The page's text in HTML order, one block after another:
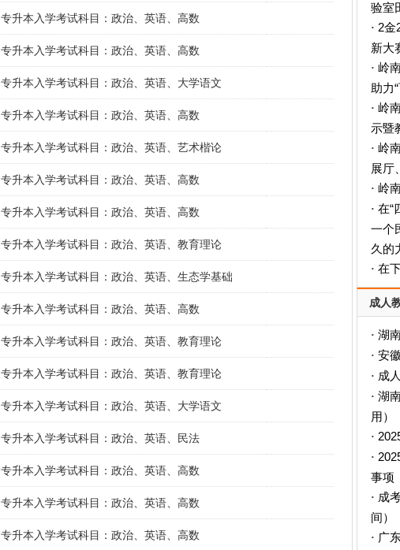
专升本入学考试科目：政治、英语、高数
专升本入学考试科目：政治、英语、高数
专升本入学考试科目：政治、英语、大学语文
专升本入学考试科目：政治、英语、高数
专升本入学考试科目：政治、英语、艺术楷论
专升本入学考试科目：政治、英语、高数
专升本入学考试科目：政治、英语、高数
专升本入学考试科目：政治、英语、教育理论
专升本入学考试科目：政治、英语、生态学基础
专升本入学考试科目：政治、英语、高数
专升本入学考试科目：政治、英语、教育理论
专升本入学考试科目：政治、英语、教育理论
专升本入学考试科目：政治、英语、大学语文
专升本入学考试科目：政治、英语、民法
专升本入学考试科目：政治、英语、高数
专升本入学考试科目：政治、英语、高数
专升本入学考试科目：政治、英语、高数
验室
· 2金
新大
· 岭
助力
· 岭
示暨
· 岭
展厅
· 岭
· 在“
一个
久的
· 在
成人
· 湖
· 安
· 成
· 湖
用）‌
·
·
事项
· 成
间）
· 广